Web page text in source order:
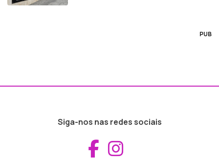
PUB
Siga-nos nas redes sociais
Aceder ao